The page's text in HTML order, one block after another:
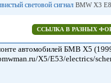
световой сигнал BMW X3
ССЫЛКА В РАЗНЫХ